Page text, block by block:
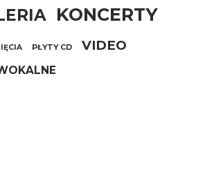
KONCERTY
PŁYTY CD VIDEO